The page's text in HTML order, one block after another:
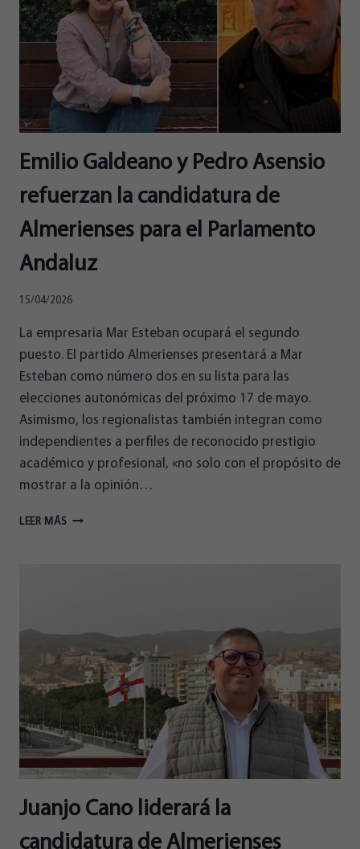
Emilio Galdeano y Pedro Asensio
refuerzan la candidatura de
Almerienses para el Parlamento
Andaluz
15/04/2026
La empresaria Mar Esteban ocupará el segundo
puesto. El partido Almerienses presentará a Mar
Esteban como número dos en su lista para las
elecciones autonómicas del próximo 17 de mayo.
Asimismo, los regionalistas también integran como
independientes a perfiles de reconocido prestigio
académico y profesional, «no solo con el propósito de
mostrar a la opinión…
LEER MÁS EMILIO
CANDIDATURA
DE
ALMERIENSES
PARA
EL
PARLAMENTO
ANDALUZ
Juanjo Cano liderará la
candidatura de Almerienses